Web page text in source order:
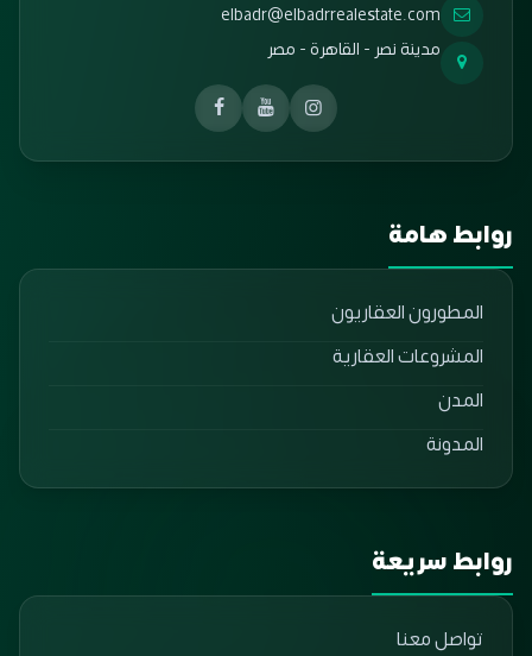
elbadr@elbadrrealestate.com
مدينة نصر - القاهرة - مصر
روابط هامة
المطورون العقاريون
المشروعات العقارية
المدن
المدونة
روابط سريعة
تواصل معنا